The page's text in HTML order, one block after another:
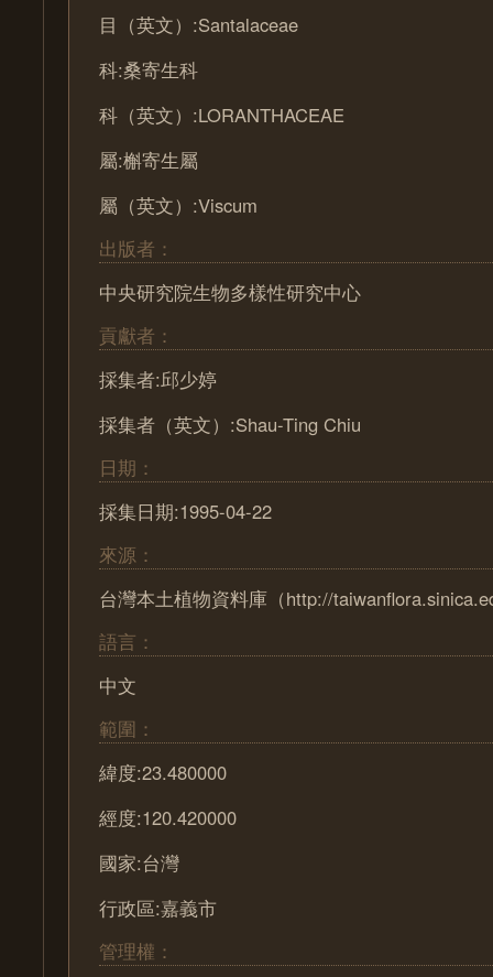
目（英文）:Santalaceae
科:桑寄生科
科（英文）:LORANTHACEAE
屬:槲寄生屬
屬（英文）:Viscum
出版者：
中央研究院生物多樣性研究中心
貢獻者：
採集者:邱少婷
採集者（英文）:Shau-Ting Chiu
日期：
採集日期:1995-04-22
來源：
台灣本土植物資料庫（http://
語言：
中文
範圍：
緯度:23.480000
經度:120.420000
國家:台灣
行政區:嘉義市
管理權：